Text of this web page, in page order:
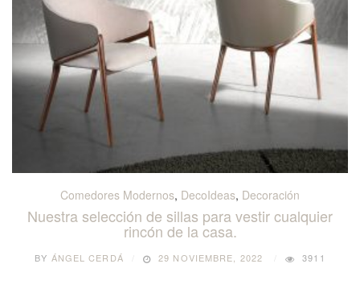
Comedores Modernos, DecoIdeas, Decoración
Nuestra selección de sillas para vestir cualquier
rincón de la casa.
BY ÁNGEL CERDÁ 29 NOVIEMBRE, 2022 3911